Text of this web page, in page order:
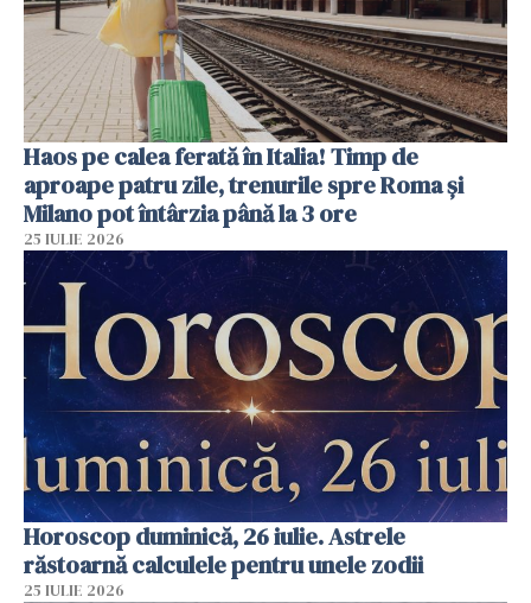
Haos pe calea ferată în Italia! Timp de
aproape patru zile, trenurile spre Roma și
Milano pot întârzia până la 3 ore
25 IULIE 2026
Horoscop duminică, 26 iulie. Astrele
răstoarnă calculele pentru unele zodii
25 IULIE 2026